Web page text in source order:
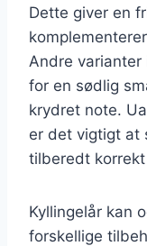
Dette giver en
Andre
for en sødlig
krydret note.
er det vigtigt at
tilberedt
Kyllingelår kan
forskellige